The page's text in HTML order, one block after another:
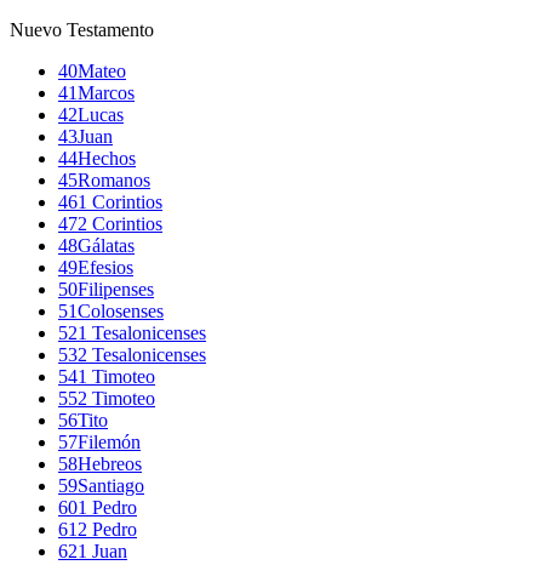
Nuevo Testamento
40Mateo
41Marcos
42Lucas
43Juan
44Hechos
45Romanos
461 Corintios
472 Corintios
48Gálatas
49Efesios
50Filipenses
51Colosenses
521 Tesalonicenses
532 Tesalonicenses
541 Timoteo
552 Timoteo
56Tito
57Filemón
58Hebreos
59Santiago
601 Pedro
61 2 Pedro
621 Juan